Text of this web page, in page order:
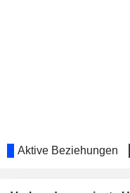
Aktive Beziehungen